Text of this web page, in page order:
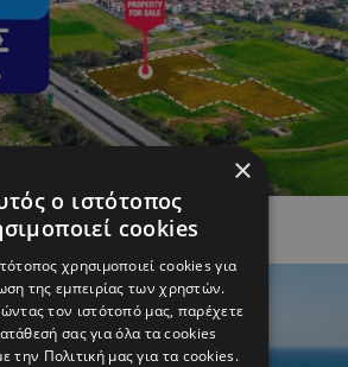
Περιοχές
×
ο ιστότοπος
cookies
χρησιμοποιεί cookies για
της εμπειρίας των χρηστών.
τον ιστότοπό μας, παρέχετε
σας για όλα τα cookies
την Πολιτική μας για τα cookies.